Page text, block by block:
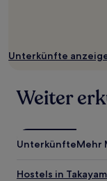
Unterkünfte
Weiter
UnterkünfteMehr
Hostels in